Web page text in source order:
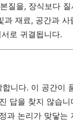
질을, 장식보다
과 재료, 공간과
로 귀결됩니다.
니다. 이 공간이
답을 찾지 않습
과 논리가 맞닿